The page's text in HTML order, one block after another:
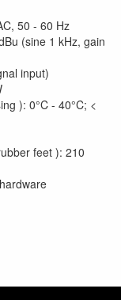
50 - 60 Hz
(sine 1 kHz, gain
input)
): 0°C - 40°C; <
feet ): 210